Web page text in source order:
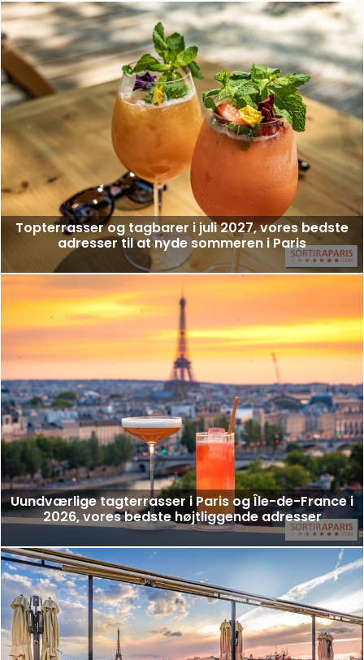
Topterrasser og tagbarer i juli 2027, vores bedste
adresser til at nyde sommeren i Paris
Uundværlige tagterrasser i Paris og Île-de-France i
2026, vores bedste højtliggende adresser